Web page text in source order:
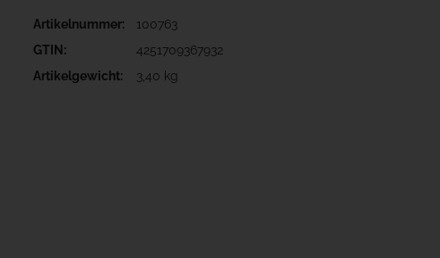
Artikelnummer:
100763
GTIN:
4251709367932
Artikelgewicht:
3,40 kg